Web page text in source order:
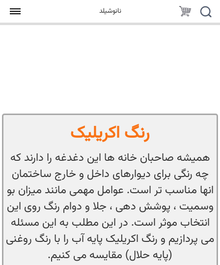
نانوشیلد
رنگ اکریلیک
همیشه صاحبان خانه ها این دغدغه را دارند که
چه رنگی برای دیوارهای داخل و خارج ساختمان
انها مناسب تر است. عوامل مهمی مانند میزان بو
وسمیت ، پوشش دهی ، جلا و دوام رنگ روی این
انتخاب موثر است. در این مطلب به این مسئله
می پردازیم و رنگ اکریلیک پایه آب را با رنگ روغنی
(پایه حلال) مقایسه می کنیم.
جستجو
سبد